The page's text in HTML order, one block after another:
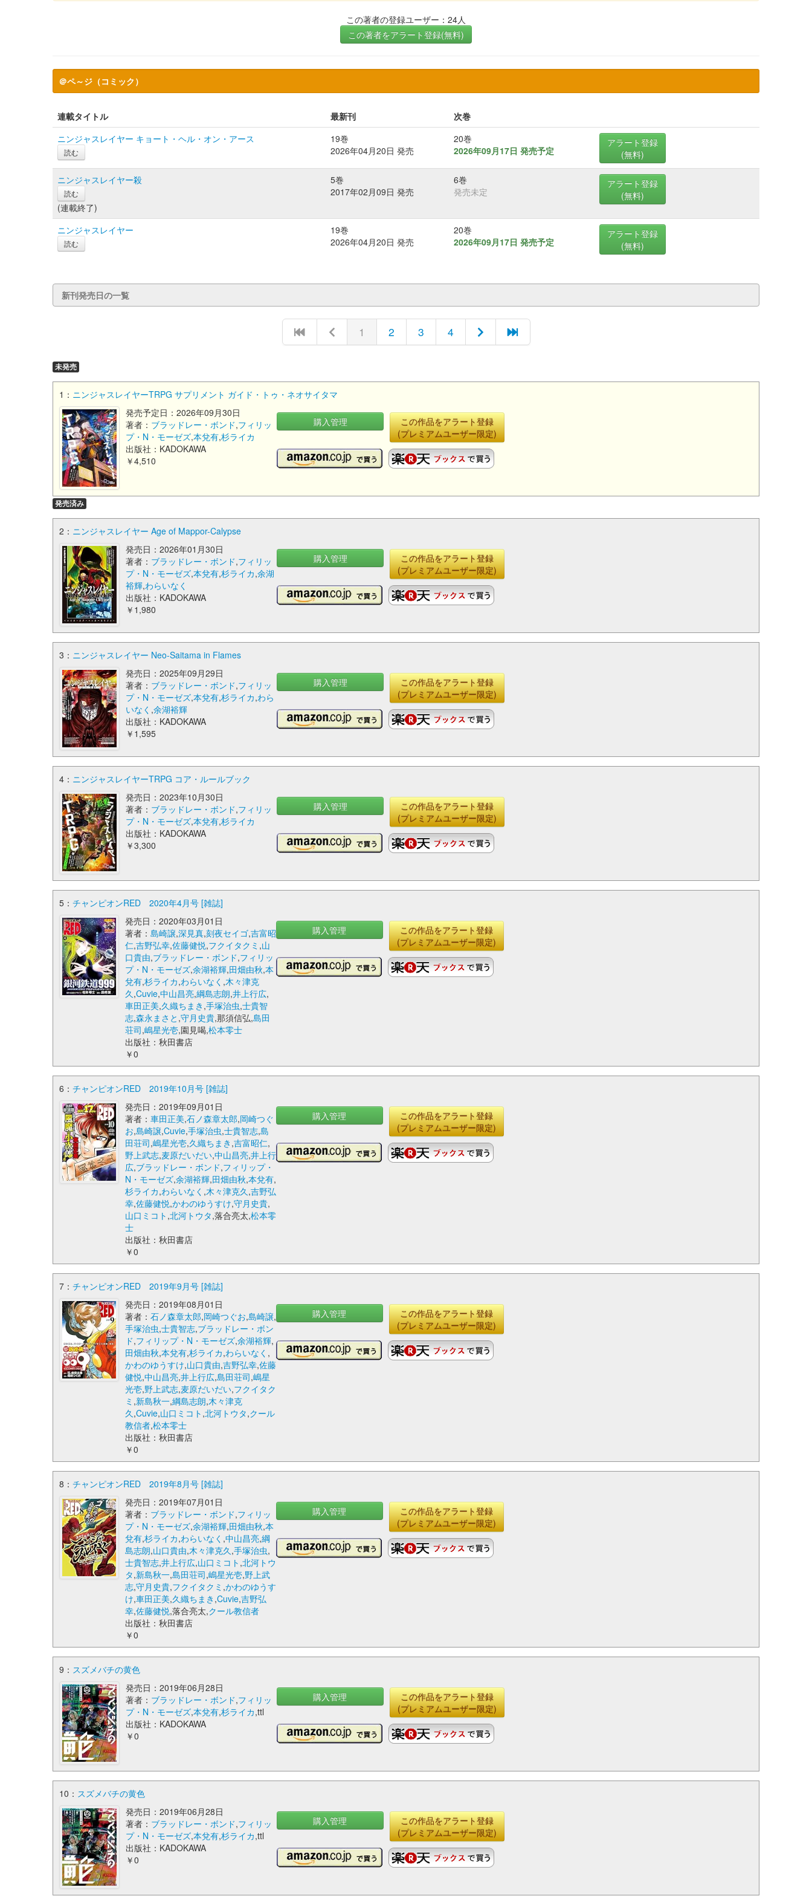
この著者の登録ユーザー：24人
この著者をアラート登録(無料)
＠ペ～ジ（コミック）
連載タイトル 最新刊
次巻
ニンジャスレイヤー キョート・ヘル・オン・アース
読む
19巻
2026年04月20日 発売
20巻
2026年09月17日 発売予定
アラート登録
(無料)
ニンジャスレイヤー殺
読む
(連載終了)
5巻
2017年02月09日 発売
6巻
発売未定
アラート登録
(無料)
ニンジャスレイヤー
読む
19巻
2026年04月20日 発売
20巻
2026年09月17日 発売予定
アラート登録
(無料)
新刊発売日の一覧
1 2 3 4
未発売
1： ニンジャスレイヤーTRPG サプリメント ガイド・トゥ・ネオサイタマ
発売予定日：2026年09月30日
著者： ブラッドレー・ボンド,フィリッ
プ・N・モーゼズ,本兌有,杉ライカ
出版社：KADOKAWA
￥4,510
購入管理
この作品をアラート登録
(プレミアムユーザー限定)
発売済み
2： ニンジャスレイヤー Age of Mappor-Calypse
発売日：2026年01月30日
著者： ブラッドレー・ボンド,フィリッ
プ・N・モーゼズ,本兌有,杉ライカ,余湖
裕輝,わらいなく
出版社：KADOKAWA
￥1,980
購入管理
この作品をアラート登録
(プレミアムユーザー限定)
3： ニンジャスレイヤー Neo-Saitama in Flames
発売日：2025年09月29日
著者： ブラッドレー・ボンド,フィリッ
プ・N・モーゼズ,本兌有,杉ライカ,わら
いなく ,余湖裕輝
出版社：KADOKAWA
￥1,595
購入管理
この作品をアラート登録
(プレミアムユーザー限定)
4： ニンジャスレイヤーTRPG コア・ルールブック
発売日：2023年10月30日
著者： ブラッドレー・ボンド,フィリッ
プ・N・モーゼズ,本兌有,杉ライカ
出版社：KADOKAWA
￥3,300
購入管理
この作品をアラート登録
(プレミアムユーザー限定)
5： チャンピオンRED 2020年4月号 [雑誌]
発売日：2020年03月01日
著者： 島崎譲,深見真,刻夜セイゴ,吉富昭
仁,吉野弘幸,佐藤健悦,フクイタクミ ,山
口貴由,ブラッドレー・ボンド,フィリッ
プ・N・モーゼズ,余湖裕輝,田畑由秋,本
兌有,杉ライカ,わらいなく ,木々津克
久,Cuvie,中山昌亮,綱島志朗,井上行広,
車田正美,久織ちまき ,手塚治虫,士貴智
志,森永まさと ,守月史貴,那須信弘,島田
荘司,嶋星光壱,園見喝,松本零士
出版社：秋田書店
￥0
購入管理
この作品をアラート登録
(プレミアムユーザー限定)
6： チャンピオンRED 2019年10月号 [雑誌]
発売日：2019年09月01日
著者： 車田正美,石ノ森章太郎,岡崎つぐ
お,島崎譲,Cuvie,手塚治虫,士貴智志,島
田荘司,嶋星光壱,久織ちまき ,吉富昭仁,
野上武志,麦原だいだい,中山昌亮,井上行
広,ブラッドレー・ボンド,フィリップ・
N・モーゼズ,余湖裕輝,田畑由秋,本兌有,
杉ライカ,わらいなく ,木々津克久,吉野弘
幸,佐藤健悦,かわのゆうすけ,守月史貴,
山口ミコト ,北河トウタ,落合亮太,松本零
士
出版社：秋田書店
￥0
購入管理
この作品をアラート登録
(プレミアムユーザー限定)
7： チャンピオンRED 2019年9月号 [雑誌]
発売日：2019年08月01日
著者： 石ノ森章太郎,岡崎つぐお,島崎譲,
手塚治虫,士貴智志,ブラッドレー・ボン
ド,フィリップ・N・モーゼズ,余湖裕輝,
田畑由秋,本兌有,杉ライカ,わらいなく ,
かわのゆうすけ,山口貴由,吉野弘幸,佐藤
健悦,中山昌亮,井上行広,島田荘司,嶋星
光壱,野上武志,麦原だいだい,フクイタク
ミ ,新島秋一,綱島志朗,木々津克
久,Cuvie,山口ミコト ,北河トウタ,クール
教信者,松本零士
出版社：秋田書店
￥0
購入管理
この作品をアラート登録
(プレミアムユーザー限定)
8： チャンピオンRED 2019年8月号 [雑誌]
発売日：2019年07月01日
著者： ブラッドレー・ボンド,フィリッ
プ・N・モーゼズ,余湖裕輝,田畑由秋,本
兌有,杉ライカ,わらいなく ,中山昌亮,綱
島志朗,山口貴由,木々津克久,手塚治虫,
士貴智志,井上行広,山口ミコト ,北河トウ
タ,新島秋一,島田荘司,嶋星光壱,野上武
志,守月史貴,フクイタクミ ,かわのゆうす
け,車田正美,久織ちまき ,Cuvie,吉野弘
幸,佐藤健悦,落合亮太,クール教信者
出版社：秋田書店
￥0
購入管理
この作品をアラート登録
(プレミアムユーザー限定)
9： スズメバチの黄色
発売日：2019年06月28日
著者： ブラッドレー・ボンド,フィリッ
プ・N・モーゼズ,本兌有,杉ライカ,ttl
出版社：KADOKAWA
￥0
購入管理
この作品をアラート登録
(プレミアムユーザー限定)
10： スズメバチの黄色
発売日：2019年06月28日
著者： ブラッドレー・ボンド,フィリッ
プ・N・モーゼズ,本兌有,杉ライカ,ttl
出版社：KADOKAWA
￥0
購入管理
この作品をアラート登録
(プレミアムユーザー限定)